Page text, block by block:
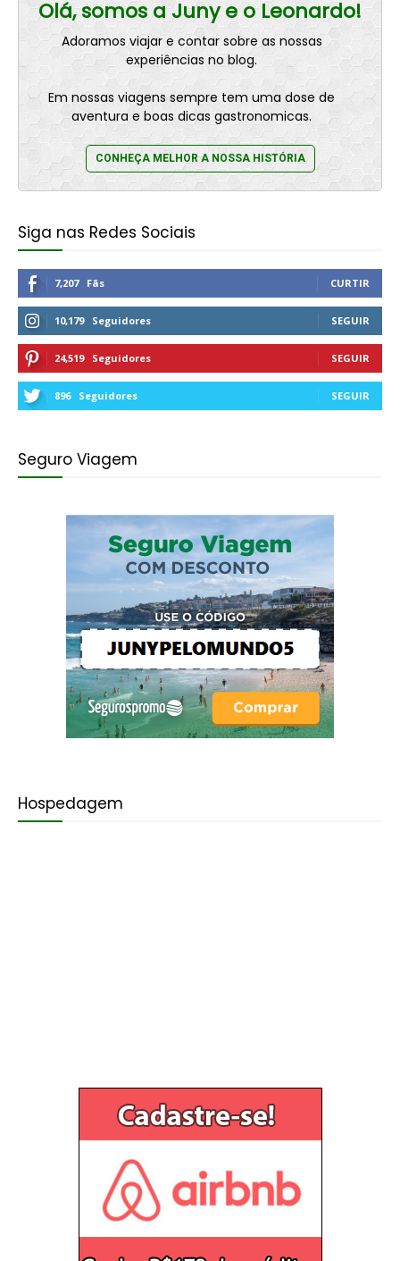
Olá, somos a Juny e o Leonardo!
Adoramos viajar e contar sobre as nossas
experiências no blog.
Em nossas viagens sempre tem uma dose de
aventura e boas dicas gastronomicas.
CONHEÇA MELHOR A NOSSA HISTÓRIA
Siga nas Redes Sociais
7,207 Fãs CURTIR
10,179 Seguidores SEGUIR
24,519 Seguidores SEGUIR
896 Seguidores SEGUIR
Seguro Viagem
Hospedagem